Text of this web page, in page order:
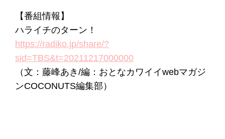
【番組情報】
ハライチのターン！
https://radiko.jp/share/?
sid=TBS&t=20211217000000
（文：藤峰あき/編：おとなカワイイwebマガジ
ンCOCONUTS編集部）